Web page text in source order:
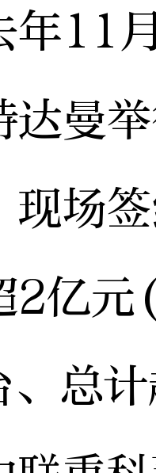
月
达曼
现场
2亿
总